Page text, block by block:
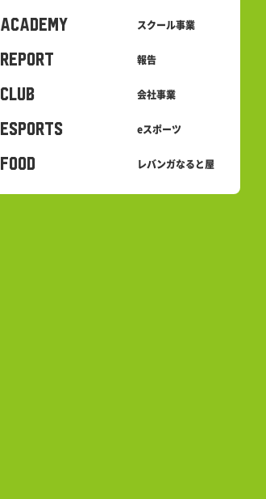
ACADEMY スクール事業
REPORT 報告
CLUB 会社事業
eSPORTS eスポーツ
FOOD レバンガなると屋